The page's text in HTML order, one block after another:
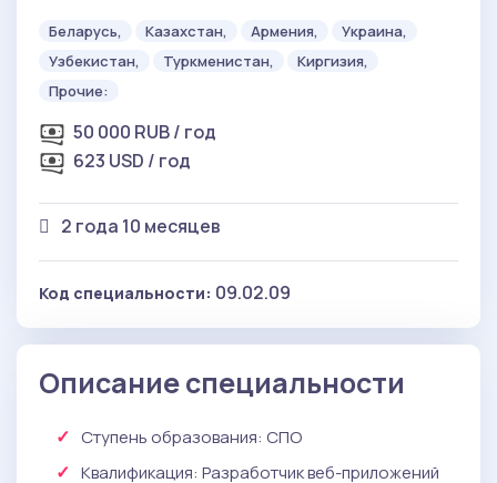
Беларусь, Казахстан, Армения,
Украина,
Узбекистан,
Туркменистан,
Киргизия,
Прочие:
50 000 RUB / год
623 USD / год
2 года 10 месяцев
Код специальности: 09.02.09
Описание специальности
Ступень образования: СПО
Квалификация: Разработчик веб-приложений